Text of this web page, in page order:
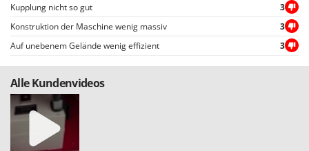
Kupplung nicht so gut
3
Konstruktion der Maschine wenig massiv
3
Auf unebenem Gelände wenig effizient
3
Alle Kundenvideos